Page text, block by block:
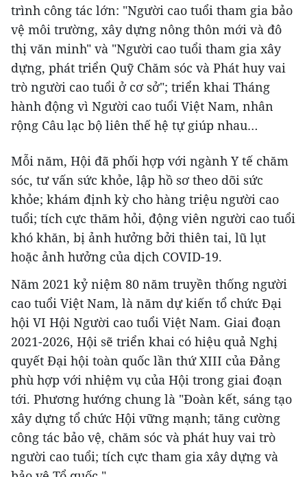
trình công tác lớn: "Người cao tuổi tham gia bảo
vệ môi trường, xây dựng nông thôn mới và đô
thị văn minh" và "Người cao tuổi tham gia xây
dựng, phát triển Quỹ Chăm sóc và Phát huy vai
trò người cao tuổi ở cơ sở"; triển khai Tháng
hành động vì Người cao tuổi Việt Nam, nhân
rộng Câu lạc bộ liên thế hệ tự giúp nhau…
Mỗi năm, Hội đã phối hợp với ngành Y tế chăm
sóc, tư vấn sức khỏe, lập hồ sơ theo dõi sức
khỏe; khám định kỳ cho hàng triệu người cao
tuổi; tích cực thăm hỏi, động viên người cao tuổi
khó khăn, bị ảnh hưởng bởi thiên tai, lũ lụt
hoặc ảnh hưởng của dịch COVID-19.
Năm 2021 kỷ niệm 80 năm truyền thống người
cao tuổi Việt Nam, là năm dự kiến tổ chức Đại
hội VI Hội Người cao tuổi Việt Nam. Giai đoạn
2021-2026, Hội sẽ triển khai có hiệu quả Nghị
quyết Đại hội toàn quốc lần thứ XIII của Đảng
phù hợp với nhiệm vụ của Hội trong giai đoạn
tới. Phương hướng chung là "Đoàn kết, sáng tạo
xây dựng tổ chức Hội vững mạnh; tăng cường
công tác bảo vệ, chăm sóc và phát huy vai trò
người cao tuổi; tích cực tham gia xây dựng và